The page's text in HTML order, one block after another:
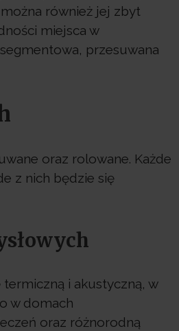
również jej zbyt
miejsca w
przesuwana
oraz rolowane. Każde
z nich będzie się
i akustyczną, w
w domach
oraz różnorodną